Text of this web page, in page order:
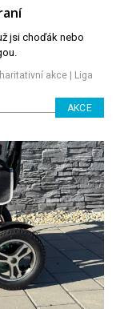
jsi choďák nebo
akce | Liga
AKCE